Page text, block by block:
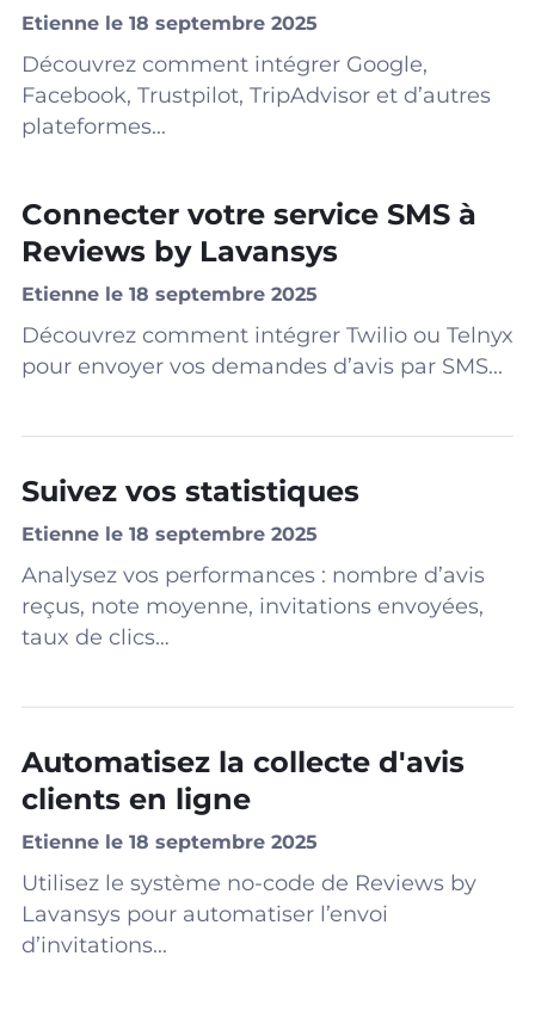
Etienne le 18 septembre 2025
Découvrez comment intégrer Google,
Facebook, Trustpilot, TripAdvisor et d’autres
plateformes...
Connecter votre service SMS à
Reviews by Lavansys
Etienne le 18 septembre 2025
Découvrez comment intégrer Twilio ou Telnyx
pour envoyer vos demandes d’avis par SMS...
Suivez vos statistiques
Etienne le 18 septembre 2025
Analysez vos performances : nombre d’avis
reçus, note moyenne, invitations envoyées,
taux de clics…
Automatisez la collecte d'avis
clients en ligne
Etienne le 18 septembre 2025
Utilisez le système no-code de Reviews by
Lavansys pour automatiser l’envoi
d’invitations...